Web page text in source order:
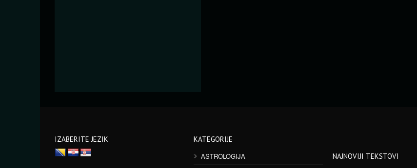
IZABERITE JEZIK
KATEGORIJE
ASTROLOGIJA
NAJNOVIJI TEKSTOVI